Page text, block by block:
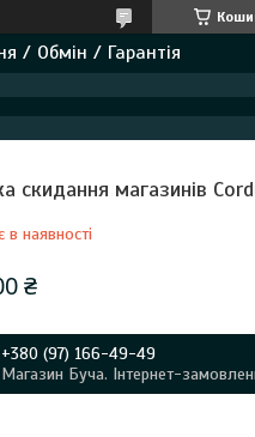
/ Обмін / Гарантія
скидання магазинів
в наявності
₴
+380 (97) 166-49-49
Магазин Буча. Інтернет-